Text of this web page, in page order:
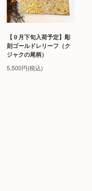
【９月下旬入荷予定】彫
刻ゴールドレリーフ（ク
ジャクの尾柄）
5,500円(税込)